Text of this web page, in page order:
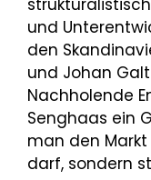
und
den
und Johan
Nachholende
Senghaas ein
man den
darf, sondern